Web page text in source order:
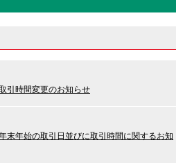
引時間変更のお知らせ
末年始の取引日並びに取引時間に関するお知